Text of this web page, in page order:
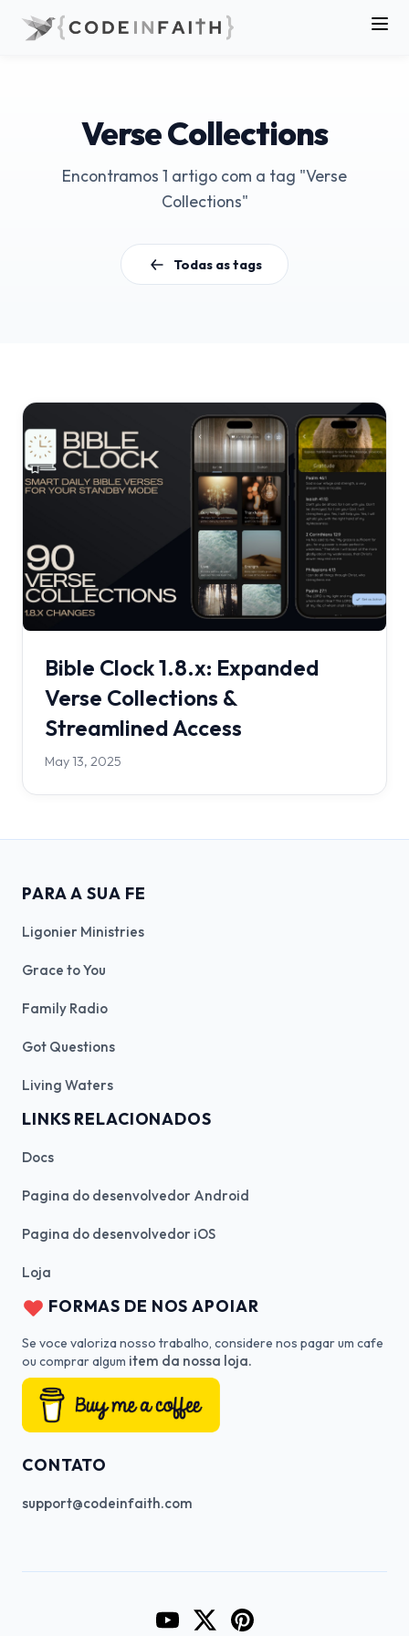
Verse Collections
Encontramos 1 artigo com a tag "Verse
Collections"
Todas as tags
Bible Clock 1.8.x: Expanded
Verse Collections &
Streamlined Access
May 13, 2025
PARA A SUA FE
Ligonier Ministries
Grace to You
Family Radio
Got Questions
Living Waters
LINKS RELACIONADOS
Docs
Pagina do desenvolvedor Android
Pagina do desenvolvedor iOS
Loja
FORMAS DE NOS APOIAR
Se voce valoriza nosso trabalho, considere nos pagar um cafe
ou comprar algum item da nossa loja.
CONTATO
support@codeinfaith.com